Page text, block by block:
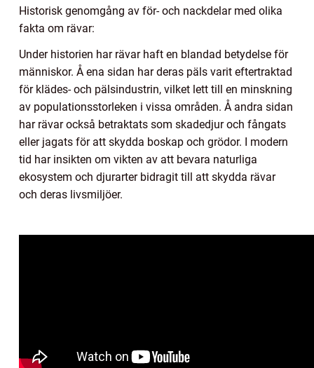
Historisk genomgång av för- och nackdelar med olika
fakta om rävar:
Under historien har rävar haft en blandad betydelse för
människor. Å ena sidan har deras päls varit eftertraktad
för klädes- och pälsindustrin, vilket lett till en minskning
av populationsstorleken i vissa områden. Å andra sidan
har rävar också betraktats som skadedjur och fångats
eller jagats för att skydda boskap och grödor. I modern
tid har insikten om vikten av att bevara naturliga
ekosystem och djurarter bidragit till att skydda rävar
och deras livsmiljöer.